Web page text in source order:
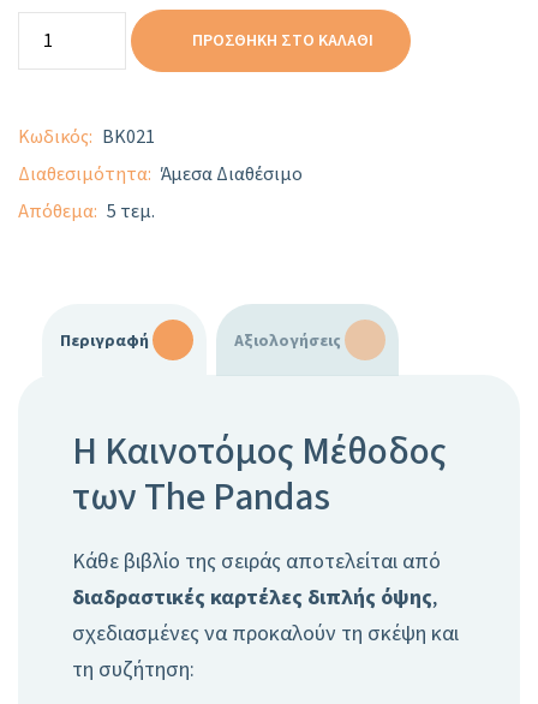
ΠΡΟΣΘΉΚΗ ΣΤΟ ΚΑΛΆΘΙ
Κωδικός BK021
Διαθεσιμότητα Άμεσα Διαθέσιμο
Απόθεμα 5
Περιγραφή Αξιολογήσεις
Η Καινοτόμος Μέθοδος
των The Pandas
Κάθε βιβλίο της σειράς αποτελείται από
διαδραστικές καρτέλες διπλής όψης,
σχεδιασμένες να προκαλούν τη σκέψη και
τη συζήτηση: